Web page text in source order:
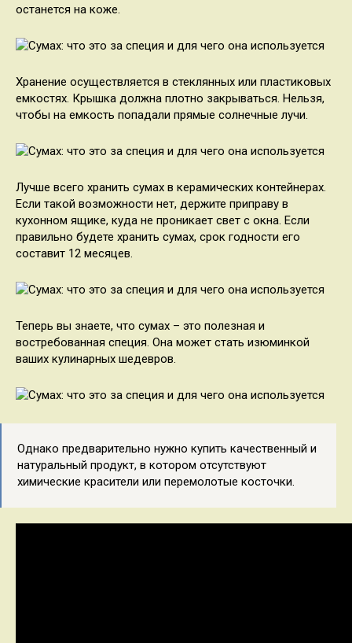
останется на коже.
Хранение осуществляется в стеклянных или пластиковых
емкостях. Крышка должна плотно закрываться. Нельзя,
чтобы на емкость попадали прямые солнечные лучи.
Лучше всего хранить сумах в керамических контейнерах.
Если такой возможности нет, держите приправу в
кухонном ящике, куда не проникает свет с окна. Если
правильно будете хранить сумах, срок годности его
составит 12 месяцев.
Теперь вы знаете, что сумах – это полезная и
востребованная специя. Она может стать изюминкой
ваших кулинарных шедевров.
Однако предварительно нужно купить качественный и
натуральный продукт, в котором отсутствуют
химические красители или перемолотые косточки.